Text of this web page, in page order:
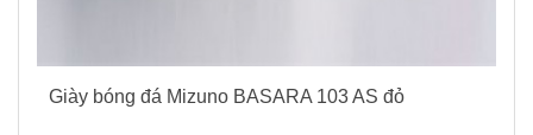
Giày bóng đá Mizuno BASARA 103 AS đỏ